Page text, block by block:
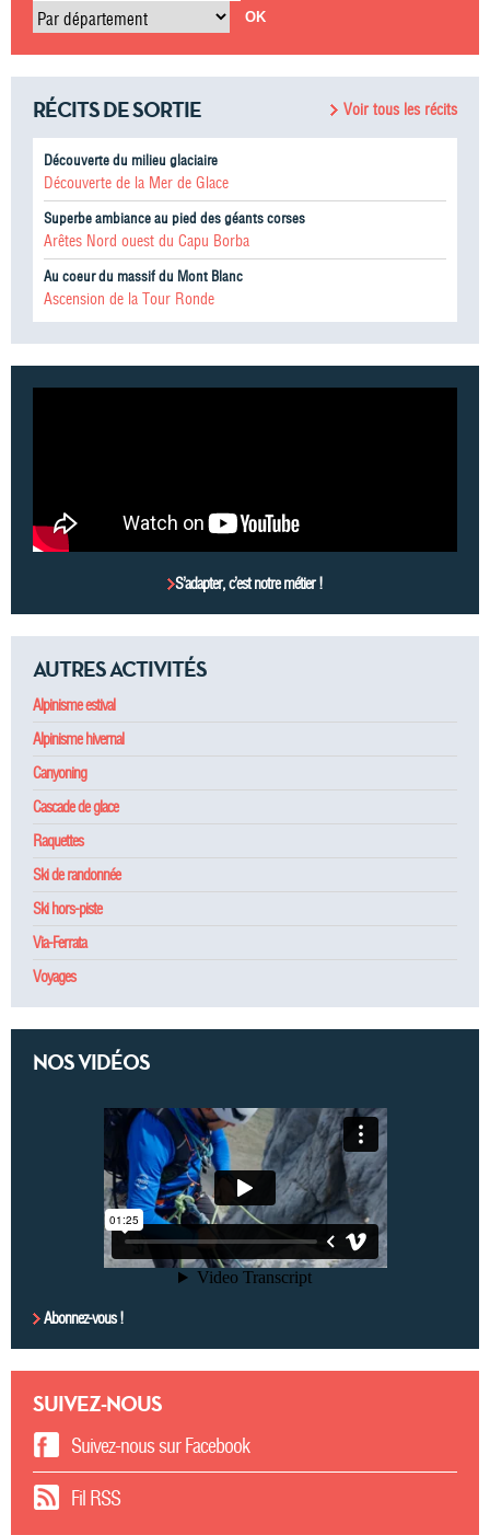
Par département
RÉCITS DE SORTIE Voir tous les récits
Découverte du milieu glaciaire
Découverte de la Mer de Glace
Superbe ambiance au pied des géants corses
Arêtes Nord ouest du Capu Borba
Au coeur du massif du Mont Blanc
Ascension de la Tour Ronde
S’adapter, c’est notre métier !
AUTRES ACTIVITÉS
Alpinisme estival
Alpinisme hivernal
Canyoning
Cascade de glace
Raquettes
Ski de randonnée
Ski hors-piste
Via-Ferrata
Voyages
NOS VIDÉOS
Abonnez-vous !
SUIVEZ-NOUS
Suivez-nous sur Facebook
Fil RSS